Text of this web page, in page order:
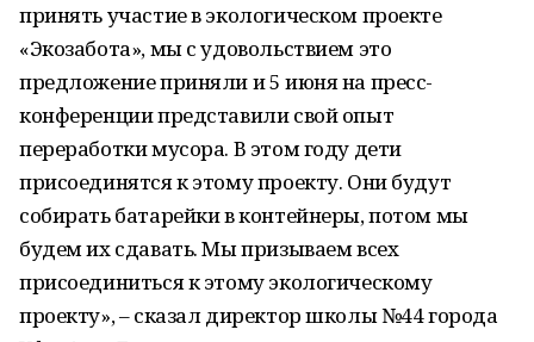
принять участие в экологическом проекте
«Экозабота», мы с удовольствием это
предложение приняли и 5 июня на пресс-
конференции представили свой опыт
переработки мусора. В этом году дети
присоединятся к этому проекту. Они будут
собирать батарейки в контейнеры, потом мы
будем их сдавать. Мы призываем всех
присоединиться к этому экологическому
проекту», – сказал директор школы №44 города